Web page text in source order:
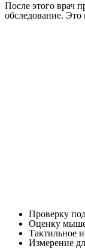
После этого врач
обследование.
Проверку
Оценку
Тактильное
Измерение